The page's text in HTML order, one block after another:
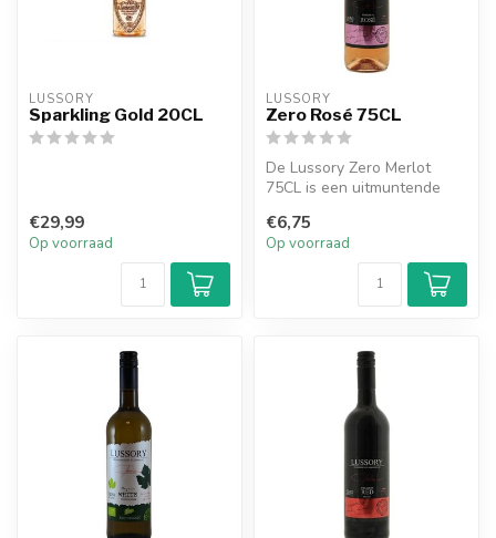
LUSSORY
Sparkling Gold 20CL
€29,99
Op voorraad
LUSSORY
Zero Rosé 75CL
De Lussory Zero Merlot
75CL is een uitmuntende
zal...
€6,75
Op voorraad